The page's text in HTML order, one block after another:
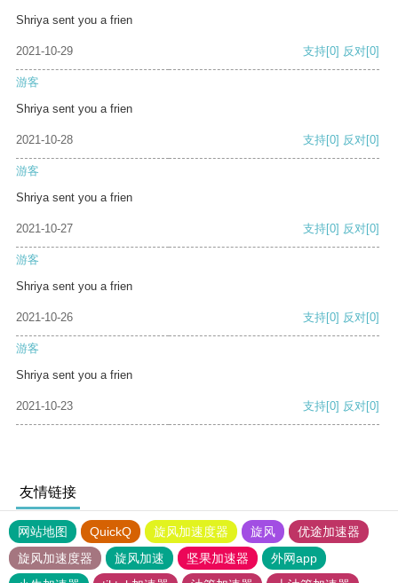
Shriya sent you a frien
2021-10-29 支持[0] 反对[0]
游客
Shriya sent you a frien
2021-10-28 支持[0] 反对[0]
游客
Shriya sent you a frien
2021-10-27 支持[0] 反对[0]
游客
Shriya sent you a frien
2021-10-26 支持[0] 反对[0]
游客
Shriya sent you a frien
2021-10-23 支持[0] 反对[0]
友情链接
网站地图 QuickQ 旋风加速度器 旋风
优途加速器
旋风加速度器
旋风加速 坚果加速器
外网app